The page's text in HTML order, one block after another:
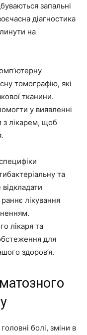
запальні
діагностика
на
томографію, які
тканини.
у виявленні
з лікарем, щоб
та
раннє лікування
лікаря та
для
здоров’я.
болі, зміни в